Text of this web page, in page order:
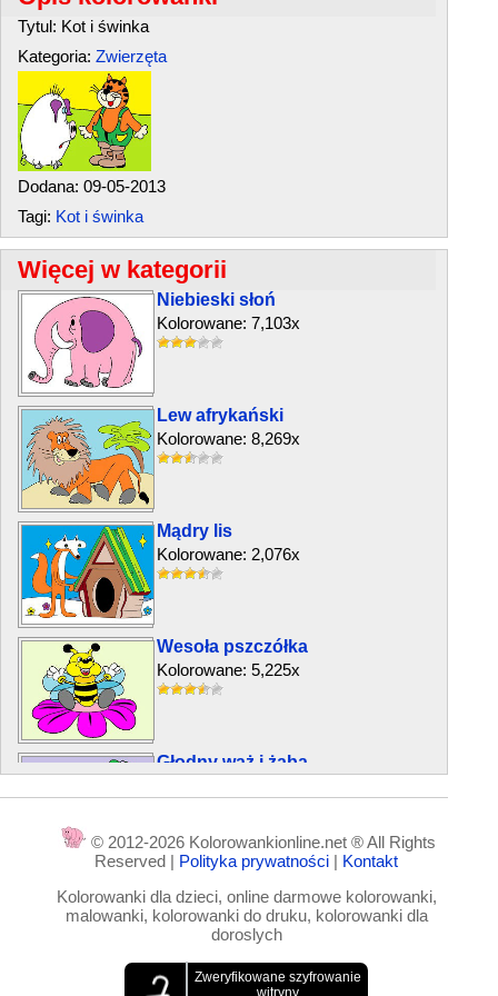
Tytul: Kot i świnka
Kategoria: Zwierzęta
Dodana: 09-05-2013
Tagi: Kot i świnka
Więcej w kategorii
Niebieski słoń
Kolorowane: 7,103x
Lew afrykański
Kolorowane: 8,269x
Mądry lis
Kolorowane: 2,076x
Wesoła pszczółka
Kolorowane: 5,225x
Głodny wąż i żaba
Kolorowane: 4,529x
© 2012-2026 Kolorowankionline.net ® All Rights
Reserved | Polityka prywatności | Kontakt
Kolorowanki dla dzieci, online darmowe kolorowanki,
malowanki, kolorowanki do druku, kolorowanki dla
doroslych